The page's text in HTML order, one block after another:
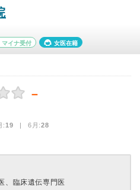
マイナ受付 女医在籍
－
:19 | 6月:28
、臨床遺伝専門医